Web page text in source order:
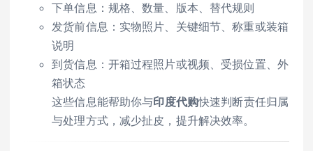
下单信息：规格、数量、版本、替代规则
发货前信息：实物照片、关键细节、称重或装箱
说明
到货信息：开箱过程照片或视频、受损位置、外
箱状态
这些信息能帮助你与印度代购快速判断责任归属
与处理方式，减少扯皮，提升解决效率。